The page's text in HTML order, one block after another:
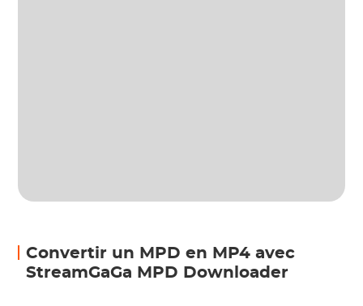
Convertir un MPD en MP4 avec
StreamGaGa MPD Downloader